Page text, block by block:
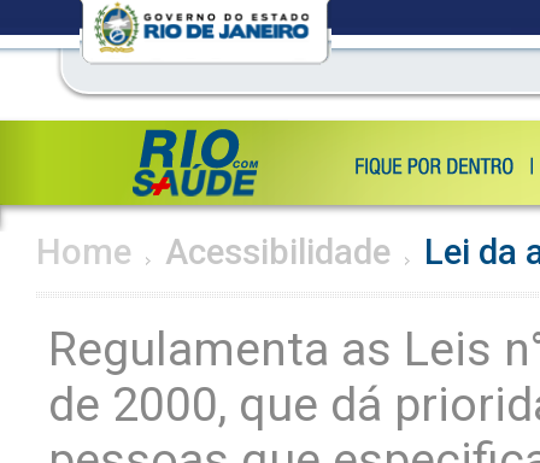
Home Acessibilidade Lei da
Regulamenta as Leis
de 2000, que dá